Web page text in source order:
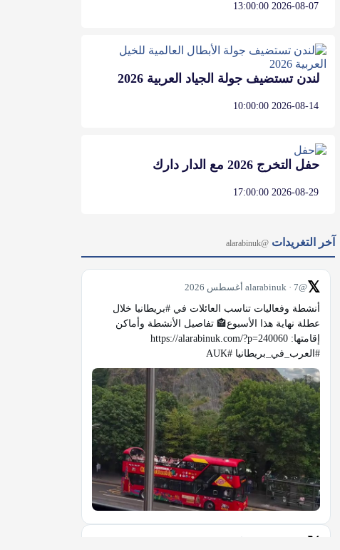
2026-08-07 13:00:00
لندن تستضيف جولة الجياد العربية 2026
2026-08-14 10:00:00
حفل التخرج 2026 مع الدار دارك
2026-08-29 17:00:00
آخر التغريدات @alarabinuk
𝕏@alarabinuk · 7 أغسطس 2026
#العرب_في_بريطانيا #AUK
𝕏